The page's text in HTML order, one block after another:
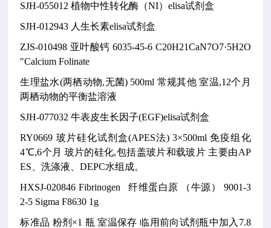
SJH-055012 植物中性转化酶（NI）elisa试剂盒
SJH-012943 人生长素elisa试剂盒
ZJS-010498 亚叶酸钙 6035-45-6 C20H21CaN7O7·5H2O
"Calcium Folinate
生理盐水(两栖动物,无菌) 500ml 常规其他 室温,12个月
两栖动物的平衡盐溶液
SJH-077032 牛表皮生长因子(EGF)elisa试剂盒
RY0669 玻片硅化试剂盒(APES法) 3×500ml 免疫组化
4℃,6个月 玻片的硅化,包括盖玻片和载玻片 主要由AP
ES、洗涤液、DEPC水组成。
HXSJ-020846 Fibrinogen 纤维蛋白原 （牛源）
9001-3
2-5 Sigma F8630 1g
标准品 粉剂×1 瓶 室温保存 临用前向试剂瓶中加入7.8